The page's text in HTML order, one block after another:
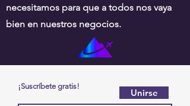
necesitamos para que a todos nos vaya
bien en nuestros negocios.
¡Suscríbete gratis!
Unirse